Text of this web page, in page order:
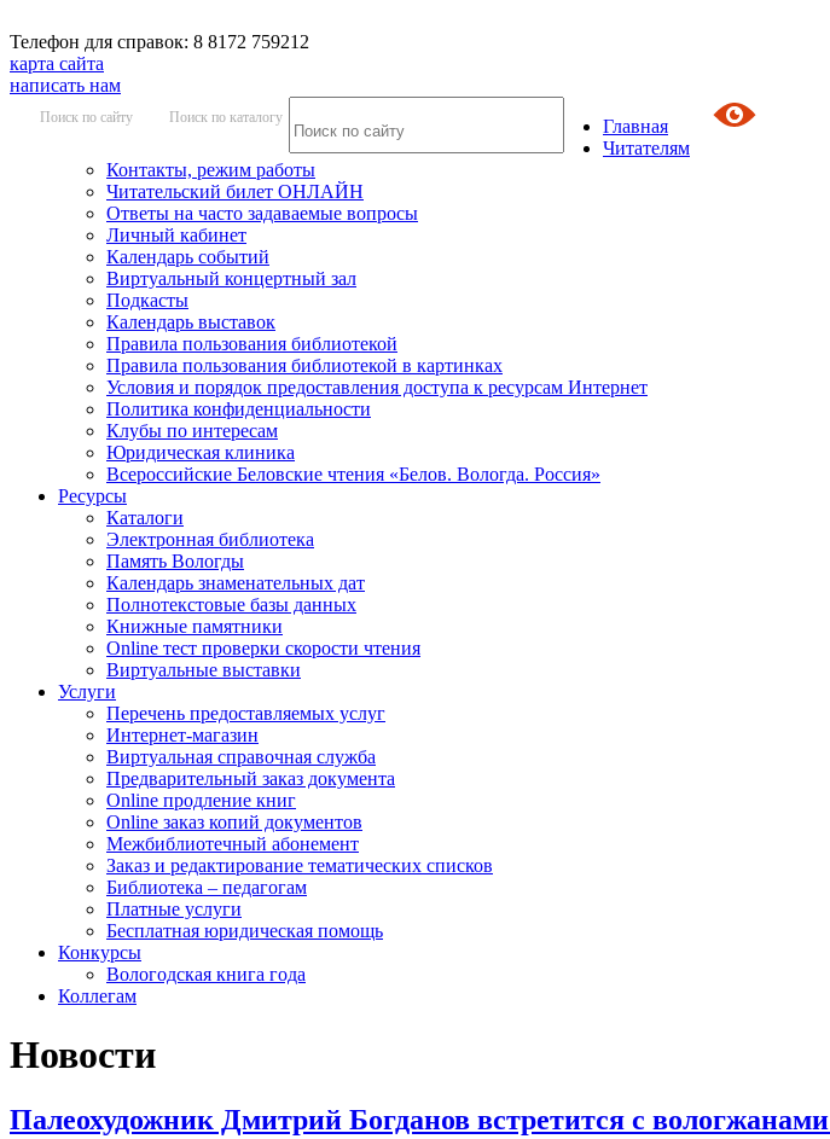
Телефон для справок: 8 8172 759212
карта сайта
написать нам
Поиск по сайту Поиск по каталогу
Главная
Читателям
Контакты, режим работы
Читательский билет ОНЛАЙН
Ответы на часто задаваемые вопросы
Личный кабинет
Календарь событий
Виртуальный концертный зал
Подкасты
Календарь выставок
Правила пользования библиотекой
Правила пользования библиотекой в картинках
Условия и порядок предоставления доступа к ресурсам Интернет
Политика конфиденциальности
Клубы по интересам
Юридическая клиника
Всероссийские Беловские чтения «Белов. Вологда. Россия»
Ресурсы
Каталоги
Электронная библиотека
Память Вологды
Календарь знаменательных дат
Полнотекстовые базы данных
Книжные памятники
Online тест проверки скорости чтения
Виртуальные выставки
Услуги
Перечень предоставляемых услуг
Интернет-магазин
Виртуальная справочная служба
Предварительный заказ документа
Online продление книг
Online заказ копий документов
Межбиблиотечный абонемент
Заказ и редактирование тематических списков
Библиотека – педагогам
Платные услуги
Бесплатная юридическая помощь
Конкурсы
Вологодская книга года
Коллегам
Новости
Палеохудожник Дмитрий Богданов встретится с вологжанами